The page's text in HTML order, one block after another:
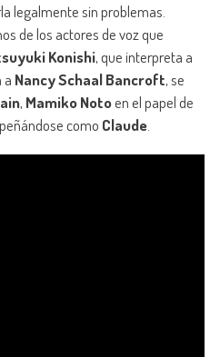
legalmente sin problemas.
de los actores de voz que
Konishi, que interpreta a
a Nancy Schaal Bancroft, se
, Mamiko Notoen el papel de
como Claude.